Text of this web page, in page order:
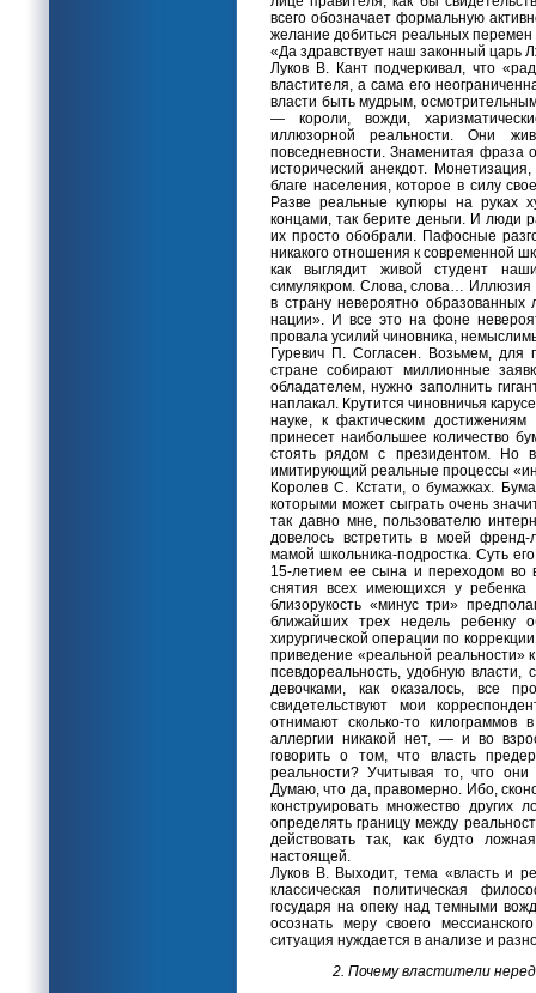
всего обозначает формальную
желание добиться реальных
«Да здравствует наш законный царь
Луков В. Кант подчеркивал, что
властителя, а сама его
власти быть мудрым,
— короли, вожди,
иллюзорной реальности. Они
повседневности. Знаменитая фраза
исторический анекдот.
благе населения, которое в силу
Разве реальные купюры на руках
концами, так берите деньги. И люди
их просто обобрали. Пафосные
никакого отношения к современной
как выглядит живой студент
симулякром. Слова, слова… Иллюзия
в страну невероятно
нации». И все это на фоне
провала усилий чиновника,
Гуревич П. Согласен. Возьмем,
стране собирают миллионные
обладателем, нужно заполнить
наплакал. Крутится чиновничья
науке, к фактическим
принесет наибольшее количество
стоять рядом с президентом. Но
имитирующий реальные процессы
Королев С. Кстати, о бумажках.
которыми может сыграть очень
так давно мне, пользователю
довелось встретить в моей
мамой школьника-подростка. Суть
15-летием ее сына и переходом во
снятия всех имеющихся у ребенка
близорукость «минус три»
ближайших трех недель ребенку
хирургической операции по
приведение «реальной реальности»
псевдореальность, удобную
девочками, как оказалось,
свидетельствуют мои
отнимают сколько-то
аллергии никакой нет, — и во
говорить о том, что власть
реальности? Учитывая то, что они
Думаю, что да, правомерно. Ибо,
конструировать множество других
определять границу между
действовать так, как будто
настоящей.
Луков В. Выходит, тема «власть и
классическая политическая
государя на опеку над темными
осознать меру своего
ситуация нуждается в анализе и
2. Почему властители